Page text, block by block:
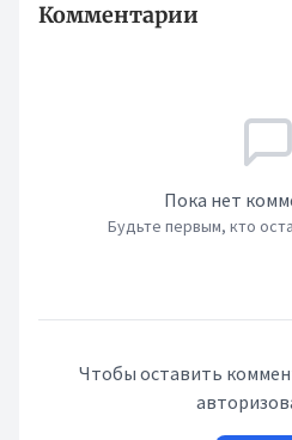
Комментарии
Пока нет
Будьте первым, кто
Чтобы оставить